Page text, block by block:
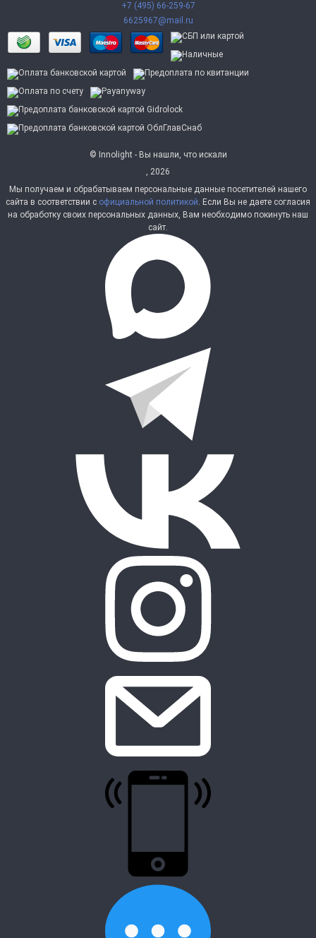
+7 (495) 66-259-67
6625967@mail.ru
© Innolight - Вы нашли, что искали
, 2026
Мы получаем и обрабатываем персональные данные посетителей нашего
сайта в соответствии с официальной политикой. Если Вы не даете согласия
на обработку своих персональных данных, Вам необходимо покинуть наш
сайт.